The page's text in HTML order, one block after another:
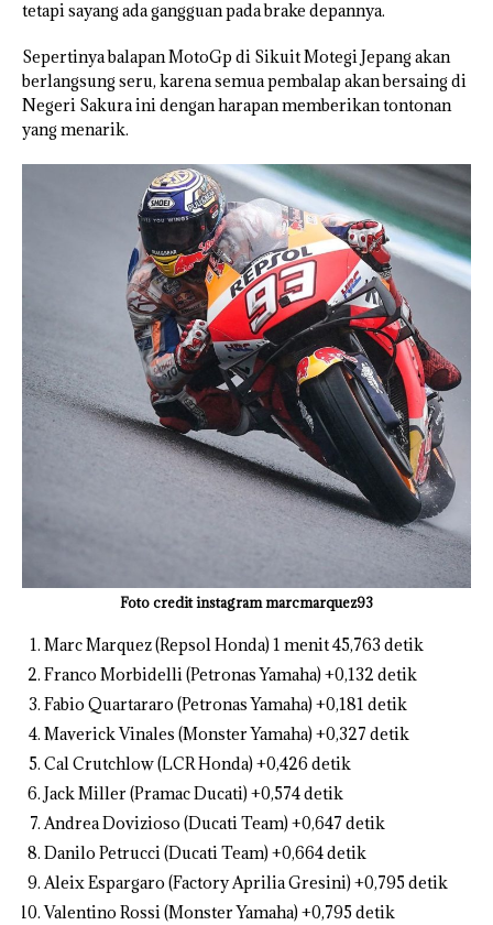
tetapi sayang ada gangguan pada brake depannya.
Sepertinya balapan MotoGp di Sikuit Motegi Jepang akan
berlangsung seru, karena semua pembalap akan bersaing di
Negeri Sakura ini dengan harapan memberikan tontonan
yang menarik.
Foto credit instagram marcmarquez93
Marc Marquez (Repsol Honda) 1 menit 45,763 detik
Franco Morbidelli (Petronas Yamaha) +0,132 detik
Fabio Quartararo (Petronas Yamaha) +0,181 detik
Maverick Vinales (Monster Yamaha) +0,327 detik
Cal Crutchlow (LCR Honda) +0,426 detik
Jack Miller (Pramac Ducati) +0,574 detik
Andrea Dovizioso (Ducati Team) +0,647 detik
Danilo Petrucci (Ducati Team) +0,664 detik
Aleix Espargaro (Factory Aprilia Gresini) +0,795 detik
Valentino Rossi (Monster Yamaha) +0,795 detik